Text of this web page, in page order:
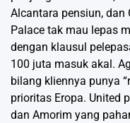
Alcantara pensiun, dan
Palace tak mau lepas
dengan klausul
100 juta masuk akal.
bilang kliennya punya
prioritas Eropa. United
dan Amorim yang